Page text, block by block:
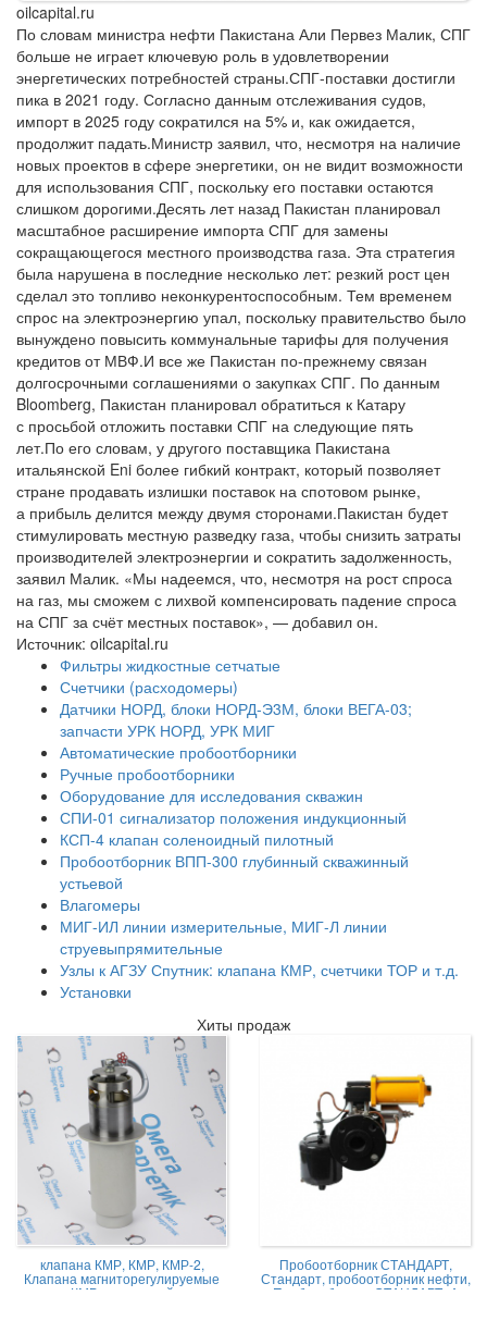
oilcapital.ru
По словам министра нефти Пакистана Али Первез Малик, СПГ
больше не играет ключевую роль в удовлетворении
энергетических потребностей страны.СПГ-поставки достигли
пика в 2021 году. Согласно данным отслеживания судов,
импорт в 2025 году сократился на 5% и, как ожидается,
продолжит падать.Министр заявил, что, несмотря на наличие
новых проектов в сфере энергетики, он не видит возможности
для использования СПГ, поскольку его поставки остаются
слишком дорогими.Десять лет назад Пакистан планировал
масштабное расширение импорта СПГ для замены
сокращающегося местного производства газа. Эта стратегия
была нарушена в последние несколько лет: резкий рост цен
сделал это топливо неконкурентоспособным. Тем временем
спрос на электроэнергию упал, поскольку правительство было
вынуждено повысить коммунальные тарифы для получения
кредитов от МВФ.И все же Пакистан по-прежнему связан
долгосрочными соглашениями о закупках СПГ. По данным
Bloomberg, Пакистан планировал обратиться к Катару
с просьбой отложить поставки СПГ на следующие пять
лет.По его словам, у другого поставщика Пакистана
итальянской Eni более гибкий контракт, который позволяет
стране продавать излишки поставок на спотовом рынке,
а прибыль делится между двумя сторонами.Пакистан будет
стимулировать местную разведку газа, чтобы снизить затраты
производителей электроэнергии и сократить задолженность,
заявил Малик. «Мы надеемся, что, несмотря на рост спроса
на газ, мы сможем с лихвой компенсировать падение спроса
на СПГ за счёт местных поставок», — добавил он.
Источник: oilcapital.ru
Фильтры жидкостные сетчатые
Счетчики (расходомеры)
Датчики НОРД, блоки НОРД-Э3М, блоки ВЕГА-03;
запчасти УРК НОРД, УРК МИГ
Автоматические пробоотборники
Ручные пробоотборники
Оборудование для исследования скважин
СПИ-01 сигнализатор положения индукционный
КСП-4 клапан соленоидный пилотный
Пробоотборник ВПП-300 глубинный скважинный
устьевой
Влагомеры
МИГ-ИЛ линии измерительные, МИГ-Л линии
струевыпрямительные
Узлы к АГЗУ Спутник: клапана КМР, счетчики ТОР и т.д.
Установки
Хиты продаж
клапана КМР, КМР, КМР-2,
Клапана магниторегулируемые
КМР жидкостной
Пробоотборник СТАНДАРТ,
Стандарт, пробоотборник нефти,
Пробоотборник СТАНДАРТ -А